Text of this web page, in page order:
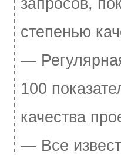
степенью
—
100
качества
— Все